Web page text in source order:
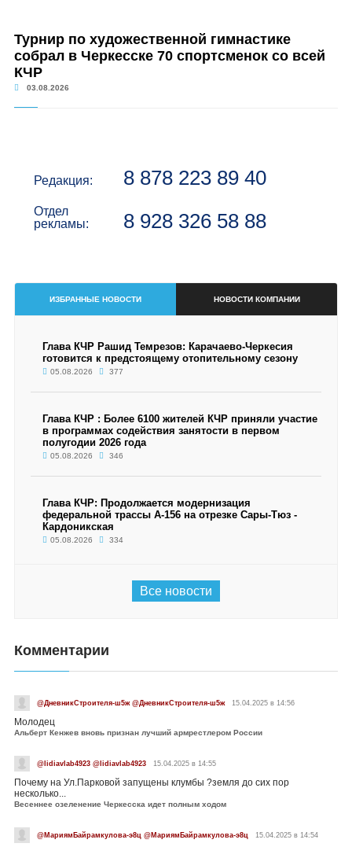
Турнир по художественной гимнастике
собрал в Черкесске 70 спортсменок со всей
КЧР
03.08.2026
Редакция: 8 878 223 89 40
Отдел
рекламы:
8 928 326 58 88
ИЗБРАННЫЕ НОВОСТИ НОВОСТИ КОМПАНИИ
Глава КЧР Рашид Темрезов: Карачаево-Черкесия
готовится к предстоящему отопительному сезону
05.08.2026 377
Глава КЧР : Более 6100 жителей КЧР приняли участие
в программах содействия занятости в первом
полугодии 2026 года
05.08.2026 346
Глава КЧР: Продолжается модернизация
федеральной трассы А-156 на отрезке Сары-Тюз -
Кардоникская
05.08.2026 334
Все новости
Комментарии
@ДневникСтроителя-ш5ж @ДневникСтроителя-ш5ж 15.04.2025 в 14:56
Молодец
Альберт Кенжев вновь признан лучший армрестлером России
@lidiavlab4923 @lidiavlab4923 15.04.2025 в 14:55
Почему на Ул.Парковой запущены клумбы ?земля до сих пор
несколько...
Весеннее озеленение Черкесска идет полным ходом
@МариямБайрамкулова-э8ц @МариямБайрамкулова-э8ц 15.04.2025 в 14:54